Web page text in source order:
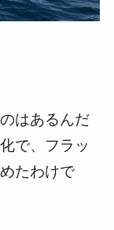
はあるんだ
で、フラッ
たわけで